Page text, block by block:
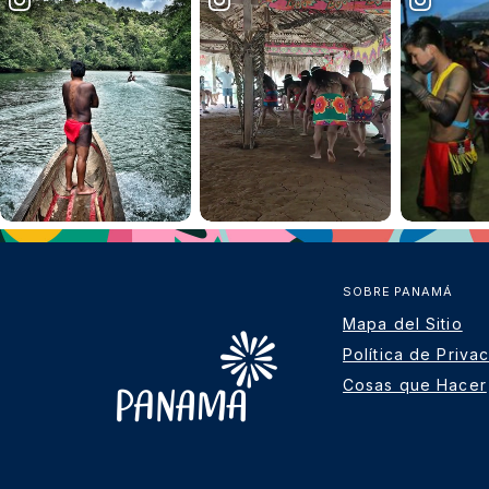
SOBRE PANAMÁ
Mapa del Sitio
Política de
Cosas que Hacer